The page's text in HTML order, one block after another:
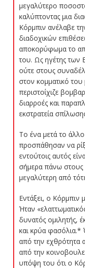
μεγαλύτερο
καλύπτοντας μια
Κόρμπιν ανέλαβε
διαδοχικών
αποκορύφωμα το
του. Ως ηγέτης των
ούτε στους
στον κομματικό
περιστοίχιζε
διαρροές και
εκστρατεία
Το ένα μετά το άλλο
προσπάθησαν να
εντούτοις αυτός
σήμερα πάνω στους
μεγαλύτερη από
Εντάξει, ο Κόρμπιν
Ήταν
δυνατός ομιλητής,
και κρύα φασόλια.*
από την εχθρότητα
από την
υπόψη του ότι ο